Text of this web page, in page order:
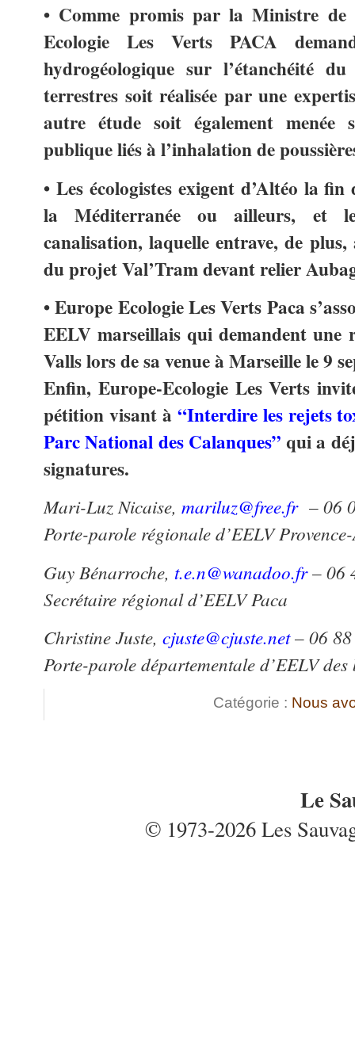
• Comme promis par la Ministre de
Ecologie Les Verts PACA
hydrogéologique sur l’étanchéité
terrestres soit réalisée par une
autre étude soit également menée
publique liés à l’inhalation de
• Les écologistes exigent d’Altéo la
la Méditerranée ou ailleurs, et
canalisation, laquelle entrave, de
du projet Val’Tram devant relier
• Europe Ecologie Les Verts Paca
EELV marseillais qui demandent une
Valls lors de sa venue à Marseille le 9
Enfin, Europe-Ecologie Les Verts
pétition visant à “Interdire les rejets
Parc National des Calanques” qui a
signatures.
Mari-Luz Nicaise, mariluz@free.fr – 06
Porte-parole régionale d’EELV
Guy Bénarroche, t.e.n@wanadoo.fr– 06
Secrétaire régional d’EELV Paca
Christine Juste, cjuste@cjuste.net– 06 88
Porte-parole départementale d’EELV
Catégorie : Nous
Le
© 1973-2026 Les